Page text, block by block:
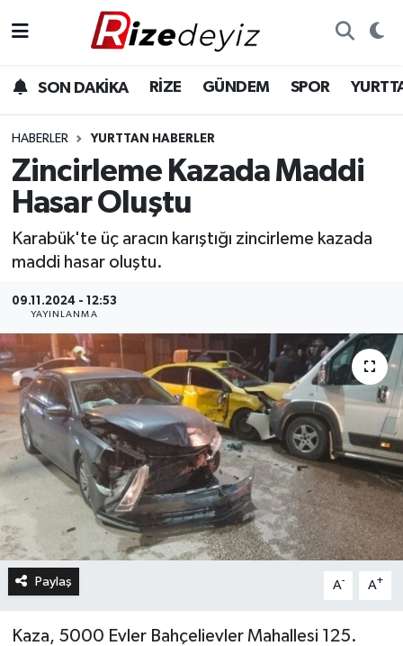
SON DAKİKA RİZE GÜNDEM SPOR
HABERLER YURTTAN HABERLER
Zincirleme Kazada Maddi
Hasar Oluştu
Karabük'te üç aracın karıştığı zincirleme kazada
maddi hasar oluştu.
09.11.2024 - 12:53
YAYINLANMA
Paylaş A- A+
Kaza, 5000 Evler Bahçelievler Mahallesi 125.
Gündem
Yurttan Haberler
Ekonomi
Teknoloji
Sağlık
Rize Hava Durumu
Rize Trafik Yoğunluk Haritası
Süper Lig Puan Durumu ve Fikstür
Tüm Manşetler
Son Dakika Haberleri
Haber Arşivi